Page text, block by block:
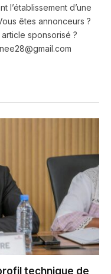
l’établissement d’une
êtes annonceurs ?
sponsorisé ?
technique de